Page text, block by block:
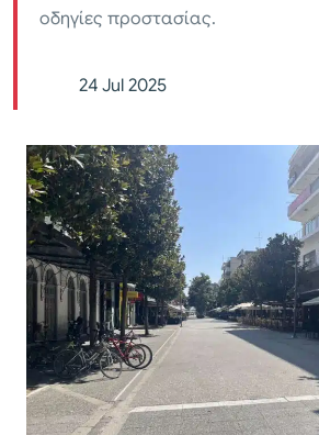
οδηγίες προστασίας.
24 Jul 2025